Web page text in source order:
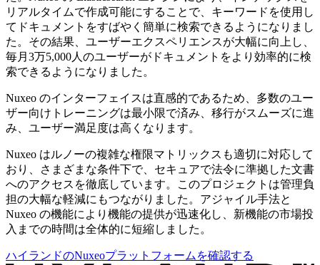
リアルタイムで作成可能にすることで、キーワードを使用し
てドキュメントをすばやく簡単に検索できるようになりまし
た。その結果、ユーザーエクスペリエンスが大幅に向上し、
毎月3万5,000人のユーザーがドキュメントをより効率的に検
索できるようになりました。
Nuxeo のインターフェイスは直感的であるため、多数のユー
ザー向けトレーニングは最小限で済み、移行がスムーズに進
み、ユーザー満足度は高くなります。
Nuxeo はルノーの複雑な権限マトリックスも適切に対応して
おり、さまざまな条件下で、セキュアで法令に準拠した文書
へのアクセスを徹底しています。このプロジェクトは管理負
担の大幅な軽減にもつながりました。アジャイル手法と
Nuxeo の機能により機能の提供が迅速化し、新機能の市場投
入までの時間は全体的に短縮しました。
ハイランドのNuxeoプラットフォームを確認する